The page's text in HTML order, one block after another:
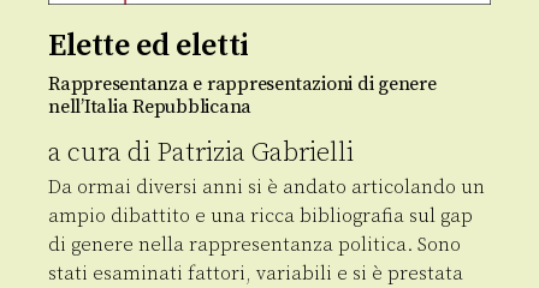
Elette ed eletti
Rappresentanza e rappresentazioni di genere
nell’Italia Repubblicana
a cura di Patrizia Gabrielli
Da ormai diversi anni si è andato articolando un
ampio dibattito e una ricca bibliografia sul gap
di genere nella rappresentanza politica. Sono
stati esaminati fattori, variabili e si è prestata